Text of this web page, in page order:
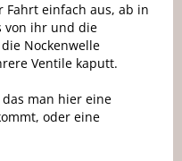
Fahrt einfach aus, ab in
von ihr und die
Nockenwelle
Ventile kaputt.
man hier eine
oder eine